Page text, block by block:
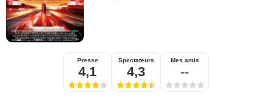
Presse
4,1
Spectateurs
4,3
Mes amis
--